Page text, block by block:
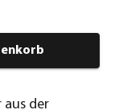
aus der